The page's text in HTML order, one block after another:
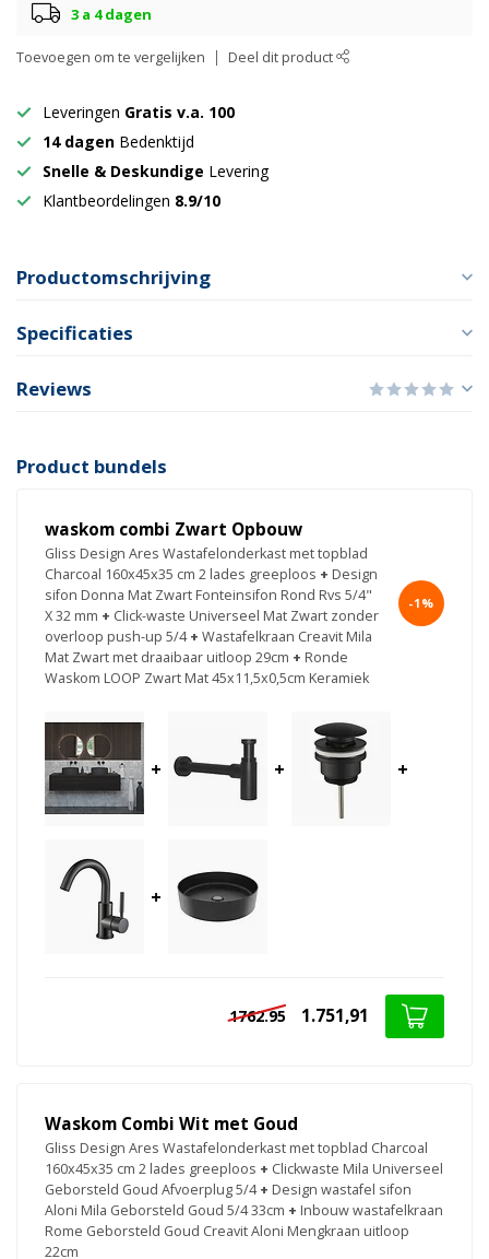
3 a 4 dagen
Toevoegen om te vergelijken Deel dit product
Leveringen Gratis v.a. 100
14 dagen Bedenktijd
Snelle & Deskundige Levering
Klantbeordelingen 8.9/10
Productomschrijving
Specificaties
Reviews
Product bundels
waskom combi Zwart Opbouw
Gliss Design Ares Wastafelonderkast met topblad
Charcoal 160x45x35 cm 2 lades greeploos + Design
sifon Donna Mat Zwart Fonteinsifon Rond Rvs 5/4"
X 32 mm + Click-waste Universeel Mat Zwart zonder
overloop push-up 5/4 + Wastafelkraan Creavit Mila
Mat Zwart met draaibaar uitloop 29cm + Ronde
Waskom LOOP Zwart Mat 45x11,5x0,5cm Keramiek
-1%
+ + +
+
1762.95 1.751,91
Waskom Combi Wit met Goud
Gliss Design Ares Wastafelonderkast met topblad Charcoal
160x45x35 cm 2 lades greeploos + Clickwaste Mila Universeel
Geborsteld Goud Afvoerplug 5/4 + Design wastafel sifon
Aloni Mila Geborsteld Goud 5/4 33cm + Inbouw wastafelkraan
Rome Geborsteld Goud Creavit Aloni Mengkraan uitloop
22cm